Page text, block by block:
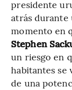
presidente
atrás durante
momento en
Stephen
un riesgo en
habitantes se
de una